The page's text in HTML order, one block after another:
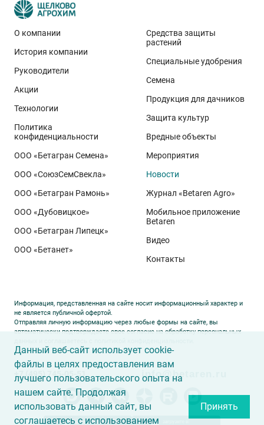
Эти результаты особенно показательны для
условий Приволжского федерального округа. Они
демонстрируют, что потенциал интенсивного сорта
реализуется при грамотном управлении
технологией: сбалансированном минеральном
питании, эффективной защите растений и точном
относится к новому поколению сортов орловского
биотипа озимой пшеницы. Это достижение
департамента селекции и семеноводства «Щёлково
Агрохим». Ей принадлежит рекорд
полученный в Орловской области в 2025 году.
Ермоловка максимально отзывчива на приёмы
интенсификации. Внесена в Государственный реестр
массивный поникающий колос и высокая
озернённость – до50–80
30у традиционных сортов. Именно такая
архитектура растения позволяет эффективно
использовать высокий агрофон и формировать
урожай, недостижимый для прежних селекционных
образцов.
О компании
История компании
Руководители
Акции
Технологии
Политика
конфиденциальности
ООО «Бетагран Семена»
ООО «СоюзСемСвекла»
ООО «Бетагран Рамонь»
ООО «Дубовицкое»
ООО «Бетагран Липецк»
ООО «Бетанет»
Средства защиты
растений
Специальные удобрения
Семена
Продукция для дачников
Защита культур
Вредные объекты
Мероприятия
Новости
Журнал «Betaren Agro»
Мобильное приложение
Betaren
Видео
Контакты
Информация, представленная на сайте носит информационный характер и
не является публичной офертой.
Отправляя личную информацию через любые формы на сайте, вы
автоматически подтверждаете свое согласие на обработку персональных
info@betaren.ru
Данный веб-сайт использует cookie-
файлы в целях предоставления вам
лучшего пользовательского опыта на
нашем сайте. Продолжая
использовать данный сайт, вы
соглашаетесь с использованием
Принять